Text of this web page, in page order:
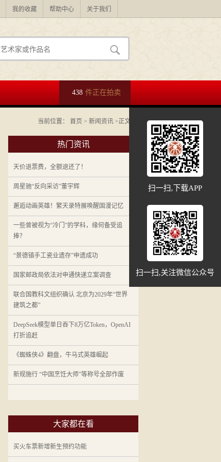
我的收藏 帮助中心 关于我们
438 件正在拍卖
当前位置： 首页 > 新闻资讯 >正文
热门资讯
天价退票费，全额退还了！
周星驰“反向采访”董宇辉
邂逅动画英雄！繁天录特展唤醒国漫记忆
一些曾被视为“冷门”的学科，缘何备受追
捧？
“景德镇手工瓷业遗存”申遗成功
国家邮政局依法对申通快递立案调查
联合国教科文组织确认 北京为2029年“世界
建筑之都”
DeepSeek模型单日吞下8万亿Token，OpenAI
打折追赶
《蜘蛛侠4》翻盘，牛马式英雄崛起
新规施行 “中国烹饪大师”等称号全部作废
大家都在看
买火车票新增新生预约功能
扫一扫,下载APP
扫一扫,关注微信公众号